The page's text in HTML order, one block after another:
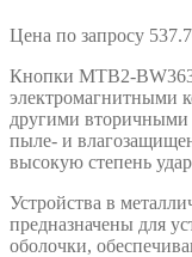
Цена по запросу
Кнопки MTB2-
электромагнитными
другими
пыле- и
высокую степень
Устройства в
предназначены для
оболочки,